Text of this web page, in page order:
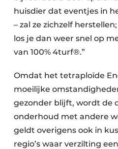
huisdier dat eventjes in
– zal ze zichzelf
los je dan weer snel op
van 100% 4turf®.”
Omdat het tetraploïde
moeilijke
gezonder blijft, wordt de
onderhoud met andere
geldt overigens ook in
regio’s waar verzilting